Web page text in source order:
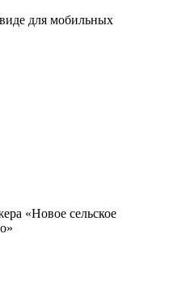
для мобильных
«Новое сельское